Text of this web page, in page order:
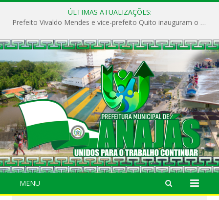
ÚLTIMAS ATUALIZAÇÕES:
Prefeito Vivaldo Mendes e vice-prefeito Quito inauguram o CAPS e fortalecem a saúde pública em Anajás.
MENU